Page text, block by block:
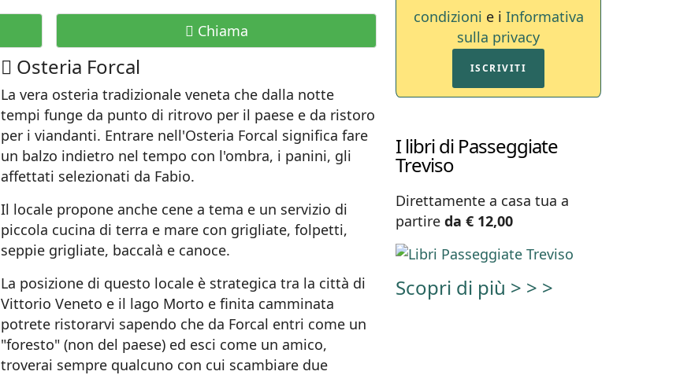
Chiama
Osteria Forcal
La vera osteria tradizionale veneta che dalla notte
tempi funge da punto di ritrovo per il paese e da ristoro
per i viandanti. Entrare nell'Osteria Forcal significa fare
un balzo indietro nel tempo con l'ombra, i panini, gli
affettati selezionati da Fabio.
Il locale propone anche cene a tema e un servizio di
piccola cucina di terra e mare con grigliate, folpetti,
seppie grigliate, baccalà e canoce.
La posizione di questo locale è strategica tra la città di
Vittorio Veneto e il lago Morto e finita camminata
potrete ristorarvi sapendo che da Forcal entri come un
"foresto" (non del paese) ed esci come un amico,
troverai sempre qualcuno con cui scambiare due
condizioni e i Informativa
sulla privacy
ISCRIVITI
I libri di Passeggiate
Treviso
Direttamente a casa tua a
partire da € 12,00
Scopri di più > > >